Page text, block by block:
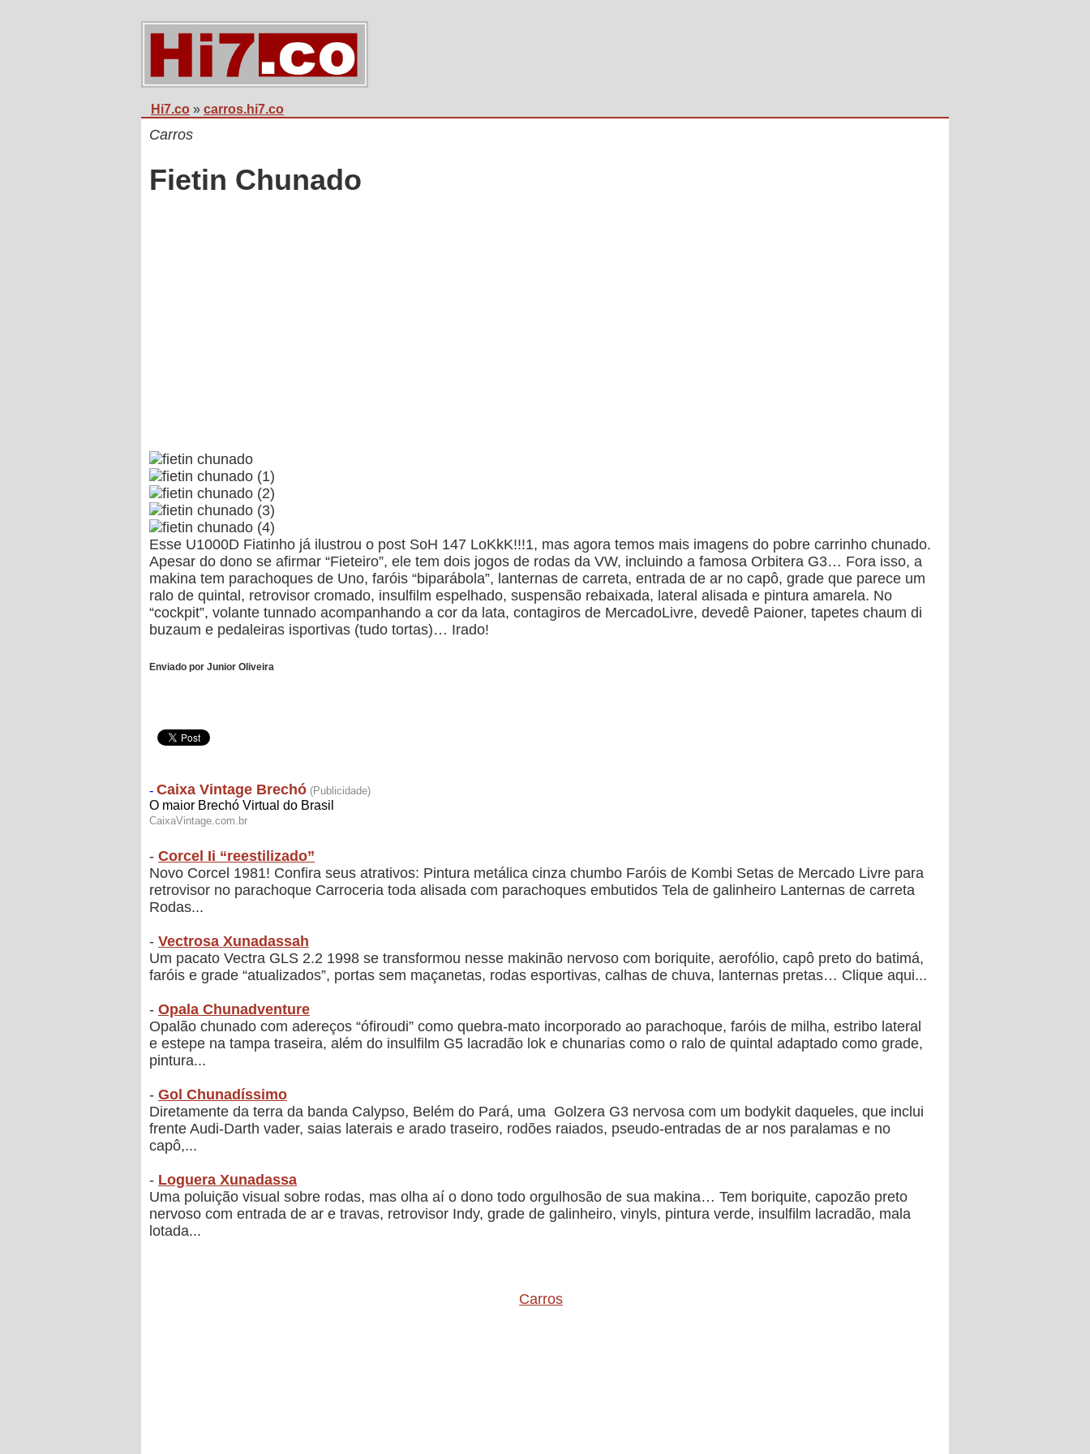
Hi7.co » carros.hi7.co
Carros
Fietin Chunado
Esse U1000D Fiatinho já ilustrou o post SoH 147 LoKkK!!!1, mas agora temos mais imagens do pobre carrinho chunado.
Apesar do dono se afirmar “Fieteiro”, ele tem dois jogos de rodas da VW, incluindo a famosa Orbitera G3… Fora isso, a
makina tem parachoques de Uno, faróis “biparábola”, lanternas de carreta, entrada de ar no capô, grade que parece um
ralo de quintal, retrovisor cromado, insulfilm espelhado, suspensão rebaixada, lateral alisada e pintura amarela. No
“cockpit”, volante tunnado acompanhando a cor da lata, contagiros de MercadoLivre, devedê Paioner, tapetes chaum di
buzaum e pedaleiras isportivas (tudo tortas)… Irado!
Enviado por Junior Oliveira
- Corcel Ii “reestilizado”
Novo Corcel 1981! Confira seus atrativos: Pintura metálica cinza chumbo Faróis de Kombi Setas de Mercado Livre para
retrovisor no parachoque Carroceria toda alisada com parachoques embutidos Tela de galinheiro Lanternas de carreta
Rodas...
- Vectrosa Xunadassah
Um pacato Vectra GLS 2.2 1998 se transformou nesse makinão nervoso com boriquite, aerofólio, capô preto do batimá,
faróis e grade “atualizados”, portas sem maçanetas, rodas esportivas, calhas de chuva, lanternas pretas… Clique aqui...
- Opala Chunadventure
Opalão chunado com adereços “ófiroudi” como quebra-mato incorporado ao parachoque, faróis de milha, estribo lateral
e estepe na tampa traseira, além do insulfilm G5 lacradão lok e chunarias como o ralo de quintal adaptado como grade,
pintura...
- Gol Chunadíssimo
Diretamente da terra da banda Calypso, Belém do Pará, uma Golzera G3 nervosa com um bodykit daqueles, que inclui
frente Audi-Darth vader, saias laterais e arado traseiro, rodões raiados, pseudo-entradas de ar nos paralamas e no
capô,...
- Loguera Xunadassa
Uma poluição visual sobre rodas, mas olha aí o dono todo orgulhosão de sua makina… Tem boriquite, capozão preto
nervoso com entrada de ar e travas, retrovisor Indy, grade de galinheiro, vinyls, pintura verde, insulfilm lacradão, mala
lotada...
Carros